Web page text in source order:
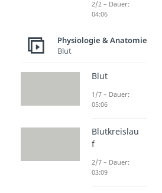
2/2 – Dauer:
04:06
Physiologie & Anatomie
Blut
Blut
1/7 – Dauer:
05:06
Blutkreislau
f
2/7 – Dauer:
03:09